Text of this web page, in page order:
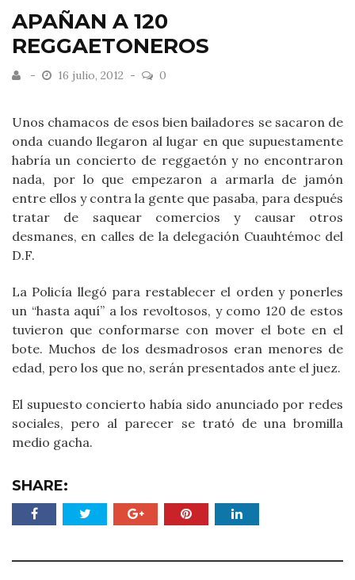
APAÑAN A 120
REGGAETONEROS
16 julio, 2012 0
Unos chamacos de esos bien bailadores se sacaron de
onda cuando llegaron al lugar en que supuestamente
habría un concierto de reggaetón y no encontraron
nada, por lo que empezaron a armarla de jamón
entre ellos y contra la gente que pasaba, para después
tratar de saquear comercios y causar otros
desmanes, en calles de la delegación Cuauhtémoc del
D.F.
La Policía llegó para restablecer el orden y ponerles
un “hasta aquí” a los revoltosos, y como 120 de estos
tuvieron que conformarse con mover el bote en el
bote. Muchos de los desmadrosos eran menores de
edad, pero los que no, serán presentados ante el juez.
El supuesto concierto había sido anunciado por redes
sociales, pero al parecer se trató de una bromilla
medio gacha.
SHARE: